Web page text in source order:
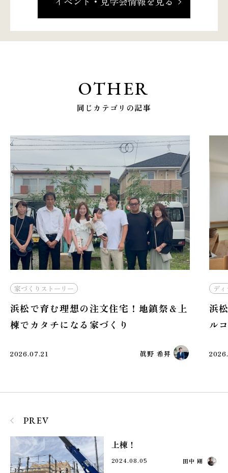
OTHER
同じカテゴリの記事
ディティール 家づくりストーリー
浜松で注文住宅を建てるなら！中庭とバ
ルコニーを活かす間取りの工夫
2026.06.21 野原詩音
家
浜
S
PREV
上棟！
2024.08.05 田中 剛